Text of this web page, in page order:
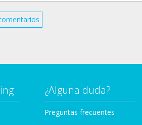
¿Alguna duda?
Preguntas frecuentes